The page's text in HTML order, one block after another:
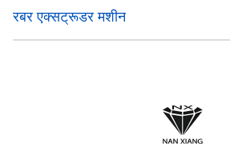
रबर एक्सट्रूडर मशीन